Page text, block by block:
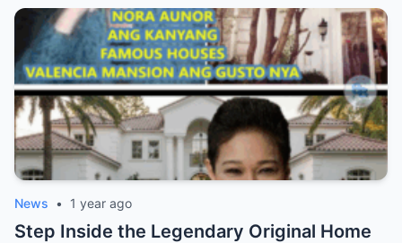
News • 1 year ago
Step Inside the Legendary Original Home